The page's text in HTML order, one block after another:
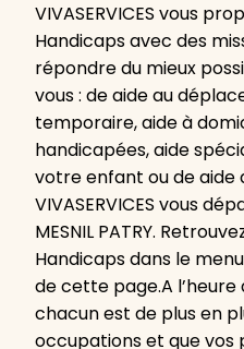
VIVASERVICES vous
Handicaps avec des
répondre du mieux
vous : de aide au
temporaire, aide à
handicapées, aide
votre enfant ou de aide
VIVASERVICES vous
MESNIL PATRY.
Handicaps dans le
de cette page.A
chacun est de plus en
occupations et que vos